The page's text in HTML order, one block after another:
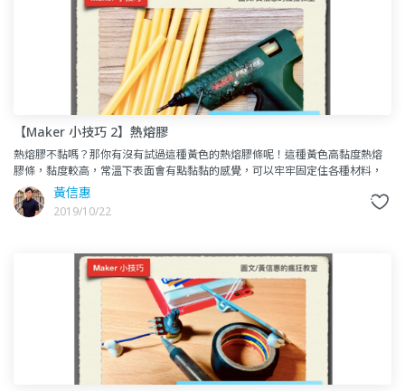
【Maker 小技巧 2】熱熔膠
熱熔膠不黏嗎？那你有沒有試過這種黃色的熱熔膠條呢！這種黃色高黏度熱熔
膠條，黏度較高，常溫下表面會有點黏黏的感覺，可以牢牢固定住各種材料，
效果比普通半透明的膠條好多了。但這種膠條熔點溫度較低，如果一直插
黃信惠
2019/10/22